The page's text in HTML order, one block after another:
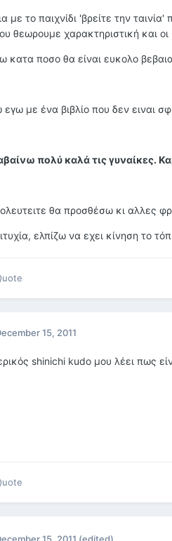
με το παιχνίδι 'βρείτε την
θεωρουμε χαρακτηριστική και
κατα ποσο θα είναι ευκολο
εγω με ένα βιβλίο που δεν ειναι
πολύ καλά τις γυναίκες.
θα προσθέσω κι αλλες
ελπίζω να εχει κίνηση το
15, 2011
shinichi kudo μου λέει πως